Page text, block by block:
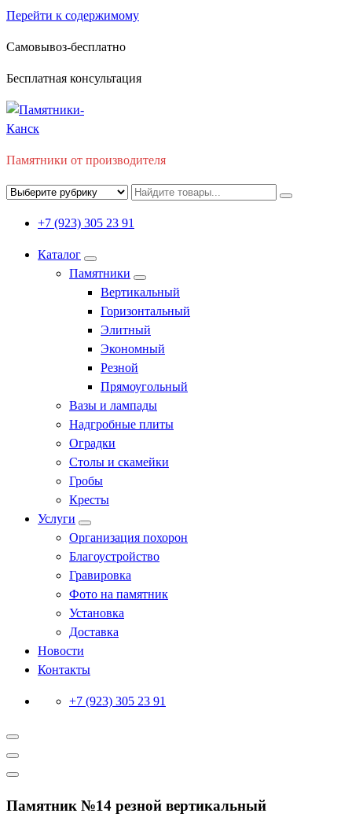
Перейти к содержимому
Самовывоз-бесплатно
Бесплатная консультация
Памятники от производителя
+7 (923) 305 23 91
Каталог
Памятники
Вертикальный
Горизонтальный
Элитный
Экономный
Резной
Прямоугольный
Вазы и лампады
Надгробные плиты
Оградки
Столы и скамейки
Гробы
Кресты
Услуги
Организация похорон
Благоустройство
Гравировка
Фото на памятник
Установка
Доставка
Новости
Контакты
+7 (923) 305 23 91
Памятник №14 резной вертикальный